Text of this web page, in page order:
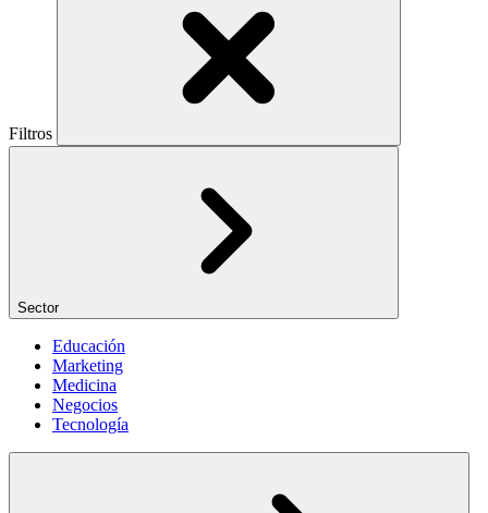
Filtros
Sector
Educación
Marketing
Medicina
Negocios
Tecnología